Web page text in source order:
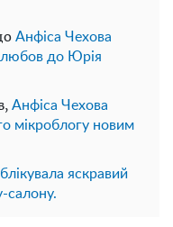
Анфіса Чехова
любов до Юрія
Анфіса Чехова
мікроблогу новим
яскравий
салону.